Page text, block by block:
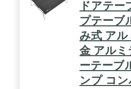
ドアテー
プテーブ
み式 ア
金 アルミ
ーテーブ
ンプ コ